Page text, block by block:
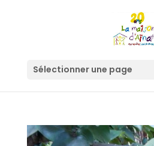
Sélectionner une page